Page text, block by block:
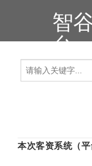
智
台
本次客资系统（